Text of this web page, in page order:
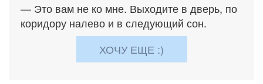
— Это вам не ко мне. Выходите в дверь, по
коридору налево и в следующий сон.
ХОЧУ ЕЩЕ :)